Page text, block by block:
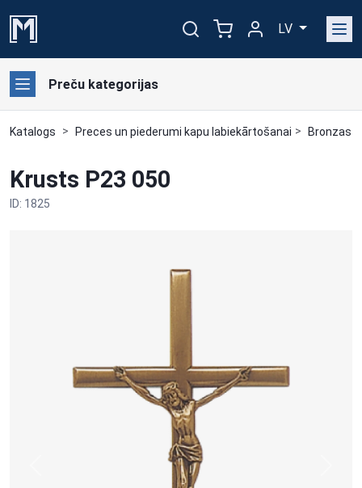
LV
Preču kategorijas
Katalogs Preces un piederumi kapu labiekārtošanai Bronzas
Krusts P23 050
ID: 1825